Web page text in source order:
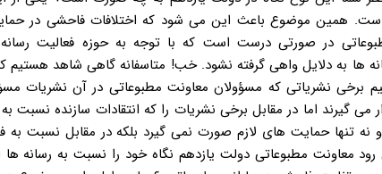
است. همین موضوع باعث این می شود که اختلافات فاحشی در
در صورتی درست است که با توجه به حوزه فعالیت
ها به دلایل واهی گرفته نشود. خب! متاسفانه گاهی شاهد هستیم
نشریاتی که مسؤولان معاونت مطبوعاتی در آن نشریات
گیرند اما در مقابل برخی نشریات را که انتقادات سازنده نسبت
تنها حمایت های لازم صورت نمی گیرد بلکه در مقابل نسبت به
معاونت مطبوعاتی دولت یازدهم نگاه خود را نسبت به رسانه ها